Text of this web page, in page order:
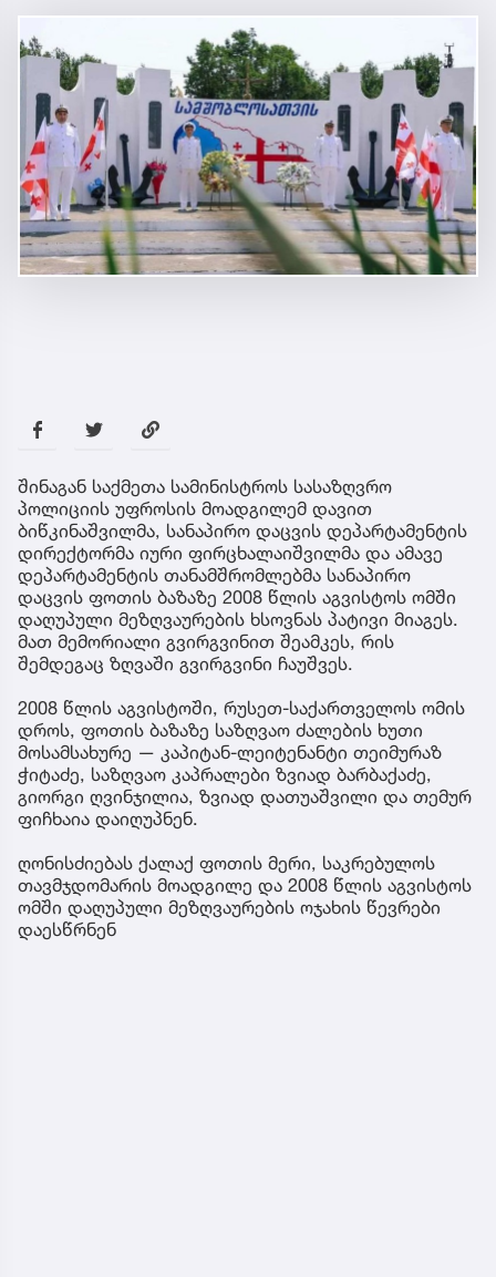
შინაგან საქმეთა სამინისტროს სასაზღვრო
პოლიციის უფროსის მოადგილემ დავით
ბიწკინაშვილმა, სანაპირო დაცვის დეპარტამენტის
დირექტორმა იური ფირცხალაიშვილმა და ამავე
დეპარტამენტის თანამშრომლებმა სანაპირო
დაცვის ფოთის ბაზაზე 2008 წლის აგვისტოს ომში
დაღუპული მეზღვაურების ხსოვნას პატივი მიაგეს.
მათ მემორიალი გვირგვინით შეამკეს, რის
შემდეგაც ზღვაში გვირგვინი ჩაუშვეს.
2008 წლის აგვისტოში, რუსეთ-საქართველოს ომის
დროს, ფოთის ბაზაზე საზღვაო ძალების ხუთი
მოსამსახურე — კაპიტან-ლეიტენანტი თეიმურაზ
ჭიტაძე, საზღვაო კაპრალები ზვიად ბარბაქაძე,
გიორგი ღვინჯილია, ზვიად დათუაშვილი და თემურ
ფიჩხაია დაიღუპნენ.
ღონისძიებას ქალაქ ფოთის მერი, საკრებულოს
თავმჯდომარის მოადგილე და 2008 წლის აგვისტოს
ომში დაღუპული მეზღვაურების ოჯახის წევრები
დაესწრნენ